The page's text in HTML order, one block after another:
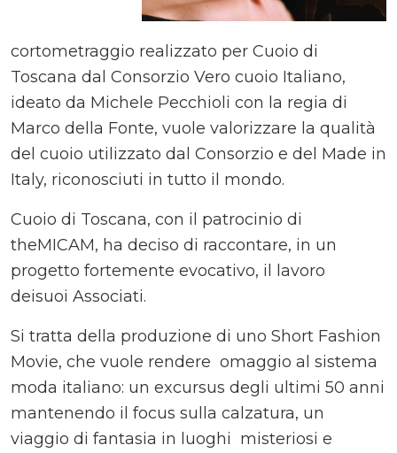
cortometraggio realizzato per Cuoio di
Toscana dal Consorzio Vero cuoio Italiano,
ideato da Michele Pecchioli con la regia di
Marco della Fonte, vuole valorizzare la qualità
del cuoio utilizzato dal Consorzio e del Made in
Italy, riconosciuti in tutto il mondo.
Cuoio di Toscana, con il patrocinio di
theMICAM, ha deciso di raccontare, in un
progetto fortemente evocativo, il lavoro
deisuoi Associati.
Si tratta della produzione di uno Short Fashion
Movie, che vuole rendere omaggio al sistema
moda italiano: un excursus degli ultimi 50 anni
mantenendo il focus sulla calzatura, un
viaggio di fantasia in luoghi misteriosi e